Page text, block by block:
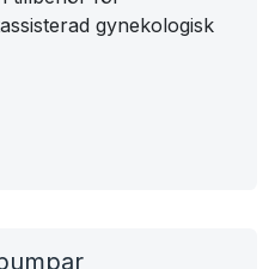
biopsi
spekulum